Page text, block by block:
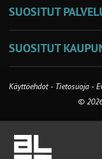
SUOSITUT
SUOSITUT
Käyttöehdot - Tietosuoja -
©